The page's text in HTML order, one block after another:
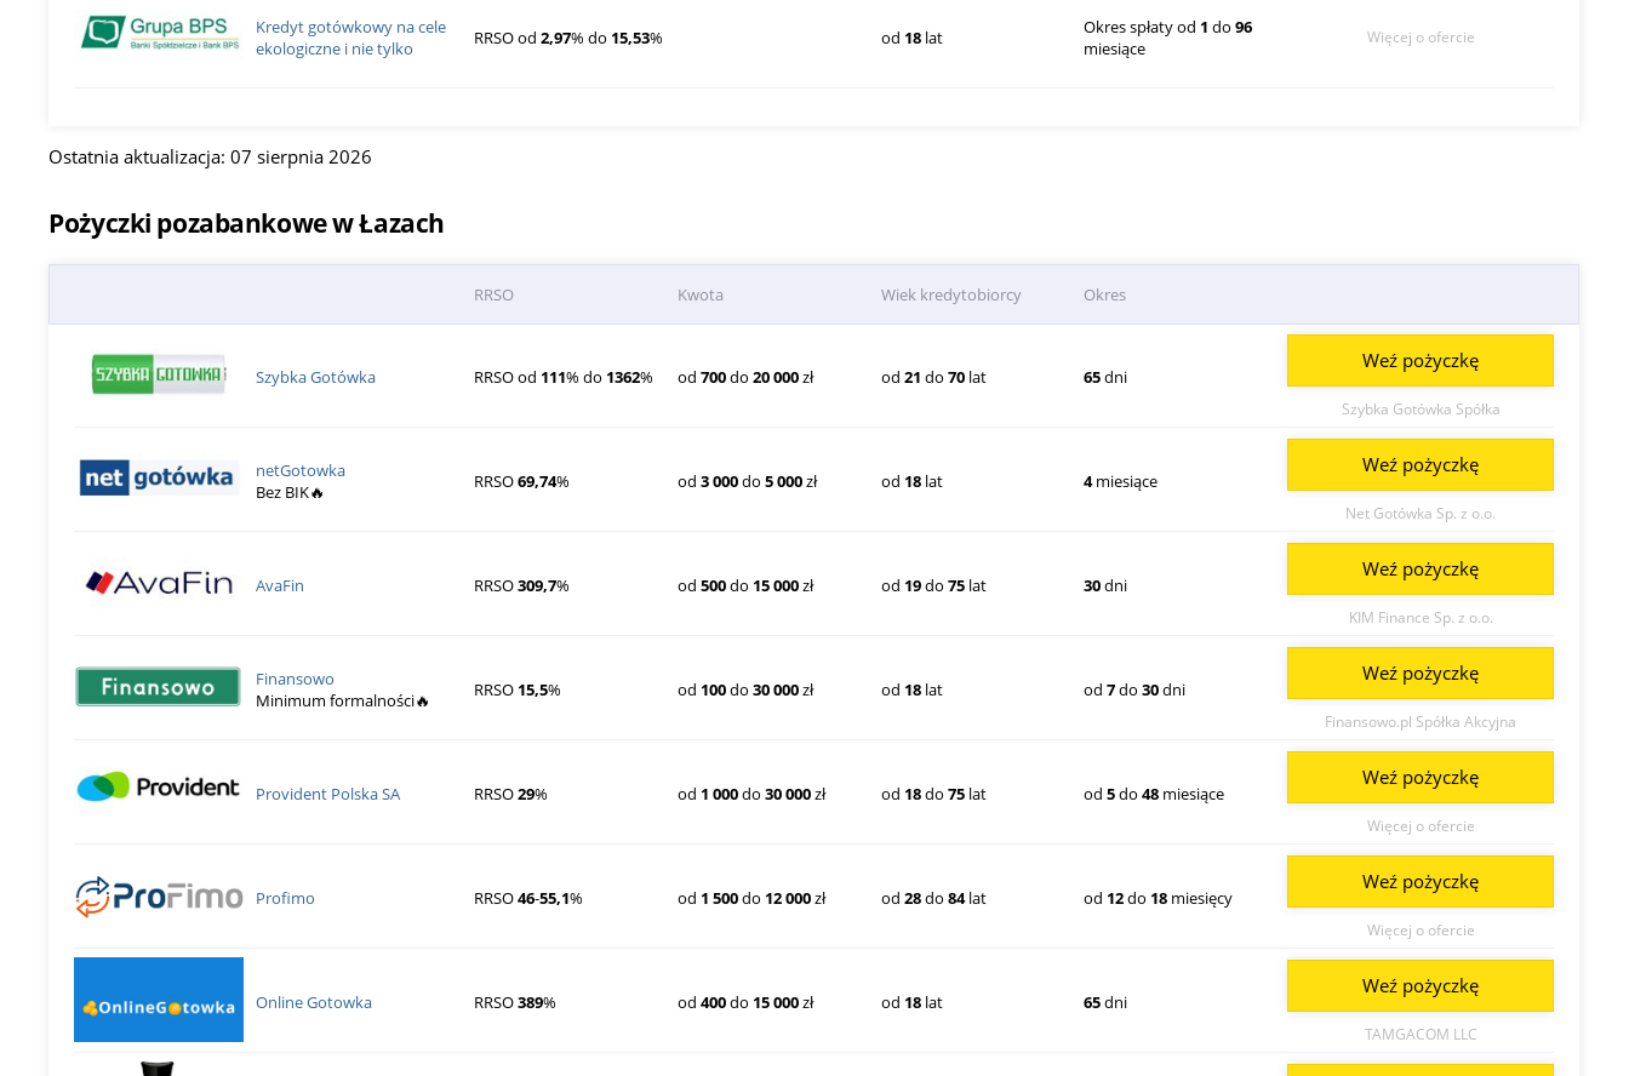
Kredyt gotówkowy na cele
ekologiczne i nie tylko
RRSO od2,97% do 15,53% od 18lat Okres spłaty od 1 do96
miesiące
Więcej o ofercie
Ostatnia aktualizacja: 07 sierpnia 2026
Pożyczki pozabankowe w Łazach
RRSO Kwota Wiek kredytobiorcy Okres
Szybka Gotówka RRSO od 111% do 1362% od700do20 000zł od 21 do 70lat 65dni
Szybka Gotówka Spółka
Weź pożyczkę
netGotowka
Bez BIK🔥
RRSO69,74% od3 000do5 000zł od 18lat 4miesiące
Net Gotówka Sp. z o.o.
Weź pożyczkę
AvaFin RRSO309,7% od500do 15 000zł od 19do 75lat 30dni
KIM Finance Sp. z o.o.
Weź pożyczkę
Finansowo
Minimum formalności🔥
RRSO 15,5% od 100do30 000zł od 18lat od7do30dni
Finansowo.pl Spółka Akcyjna
Weź pożyczkę
Provident Polska SA RRSO29% od 1 000do30 000zł od 18do 75lat od5do48 miesiące
Więcej o ofercie
Weź pożyczkę
Profimo RRSO46-55,1% od 1 500do 12 000zł od 28do 84lat od 12do 18 miesięcy
Więcej o ofercie
Weź pożyczkę
Online Gotowka RRSO389% od400do 15 000zł od 18lat 65dni
TAMGACOM LLC
Weź pożyczkę